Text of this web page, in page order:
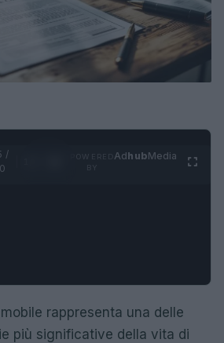
/
AdhubMedia
rappresenta una delle
più significative della vita di